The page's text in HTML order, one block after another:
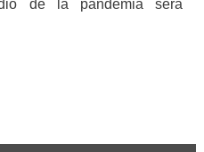
de la pandemia será